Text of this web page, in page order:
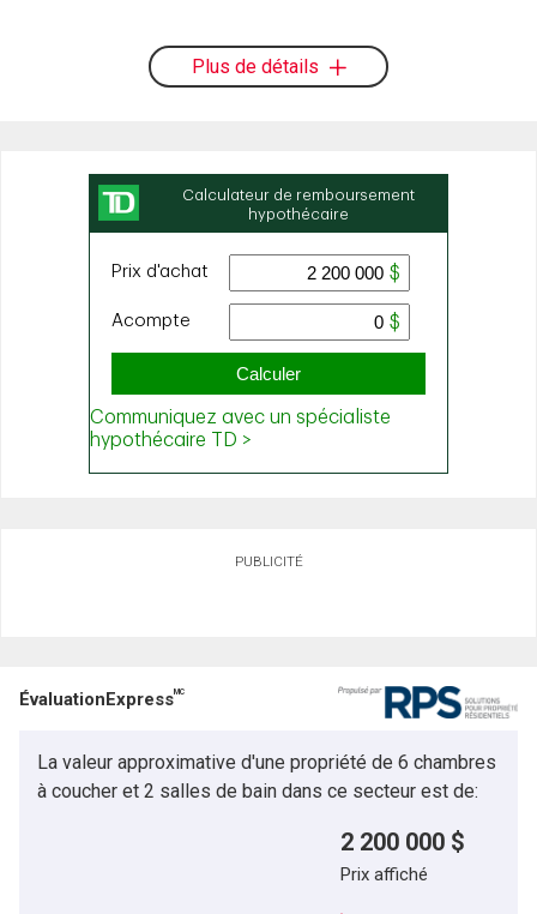
Plus de détails
PUBLICITÉ
ÉvaluationExpressMC
La valeur approximative d'une propriété de 6 chambres
à coucher et 2 salles de bain dans ce secteur est de:
2 200 000 $
Prix affiché